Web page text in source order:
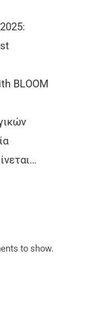
BLOOM
to show.